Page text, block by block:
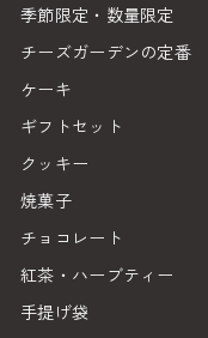
季節限定・数量限定
チーズガーデンの定番
ケーキ
ギフトセット
クッキー
焼菓子
チョコレート
紅茶・ハーブティー
手提げ袋